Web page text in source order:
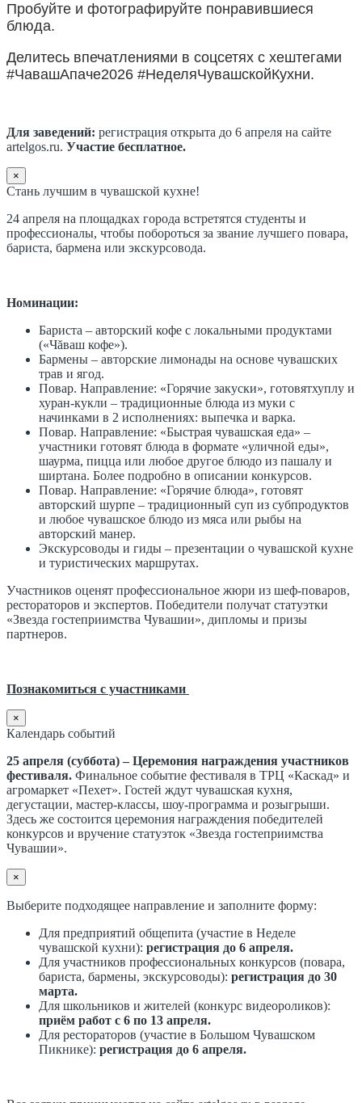
Пробуйте и фотографируйте понравившиеся
блюда.
Делитесь впечатлениями в соцсетях с хештегами
#ЧавашАпаче2026 #НеделяЧувашскойКухни.
Для заведений: регистрация открыта до 6 апреля на сайте
artelgos.ru. Участие бесплатное.
×
Стань лучшим в чувашской кухне!
24 апреля на площадках города встретятся студенты и
профессионалы, чтобы побороться за звание лучшего повара,
бариста, бармена или экскурсовода.
Номинации:
Бариста – авторский кофе с локальными продуктами
(«Чăваш кофе»).
Бармены – авторские лимонады на основе чувашских
трав и ягод.
Повар. Направление: «Горячие закуски», готовятхуплу и
хуран-кукли – традиционные блюда из муки с
начинками в 2 исполнениях: выпечка и варка.
Повар. Направление: «Быстрая чувашская еда» –
участники готовят блюда в формате «уличной еды»,
шаурма, пицца или любое другое блюдо из пашалу и
ширтана. Более подробно в описании конкурсов.
Повар. Направление: «Горячие блюда», готовят
авторский шурпе – традиционный суп из субпродуктов
и любое чувашское блюдо из мяса или рыбы на
авторский манер.
Экскурсоводы и гиды – презентации о чувашской кухне
и туристических маршрутах.
Участников оценят профессиональное жюри из шеф-поваров,
рестораторов и экспертов. Победители получат статуэтки
«Звезда гостеприимства Чувашии», дипломы и призы
партнеров.
Познакомиться с участниками
×
Календарь событий
25 апреля (суббота) – Церемония награждения участников
фестиваля. Финальное событие фестиваля в ТРЦ «Каскад» и
агромаркет «Пехет». Гостей ждут чувашская кухня,
дегустации, мастер-классы, шоу-программа и розыгрыши.
Здесь же состоится церемония награждения победителей
конкурсов и вручение статуэток «Звезда гостеприимства
Чувашии».
×
Выберите подходящее направление и заполните форму:
Для предприятий общепита (участие в Неделе
чувашской кухни): регистрация до 6 апреля.
Для участников профессиональных конкурсов (повара,
бариста, бармены, экскурсоводы): регистрация до 30
марта.
Для школьников и жителей (конкурс видеороликов):
приём работ с 6 по 13 апреля.
Для рестораторов (участие в Большом Чувашском
Пикнике): регистрация до 6 апреля.